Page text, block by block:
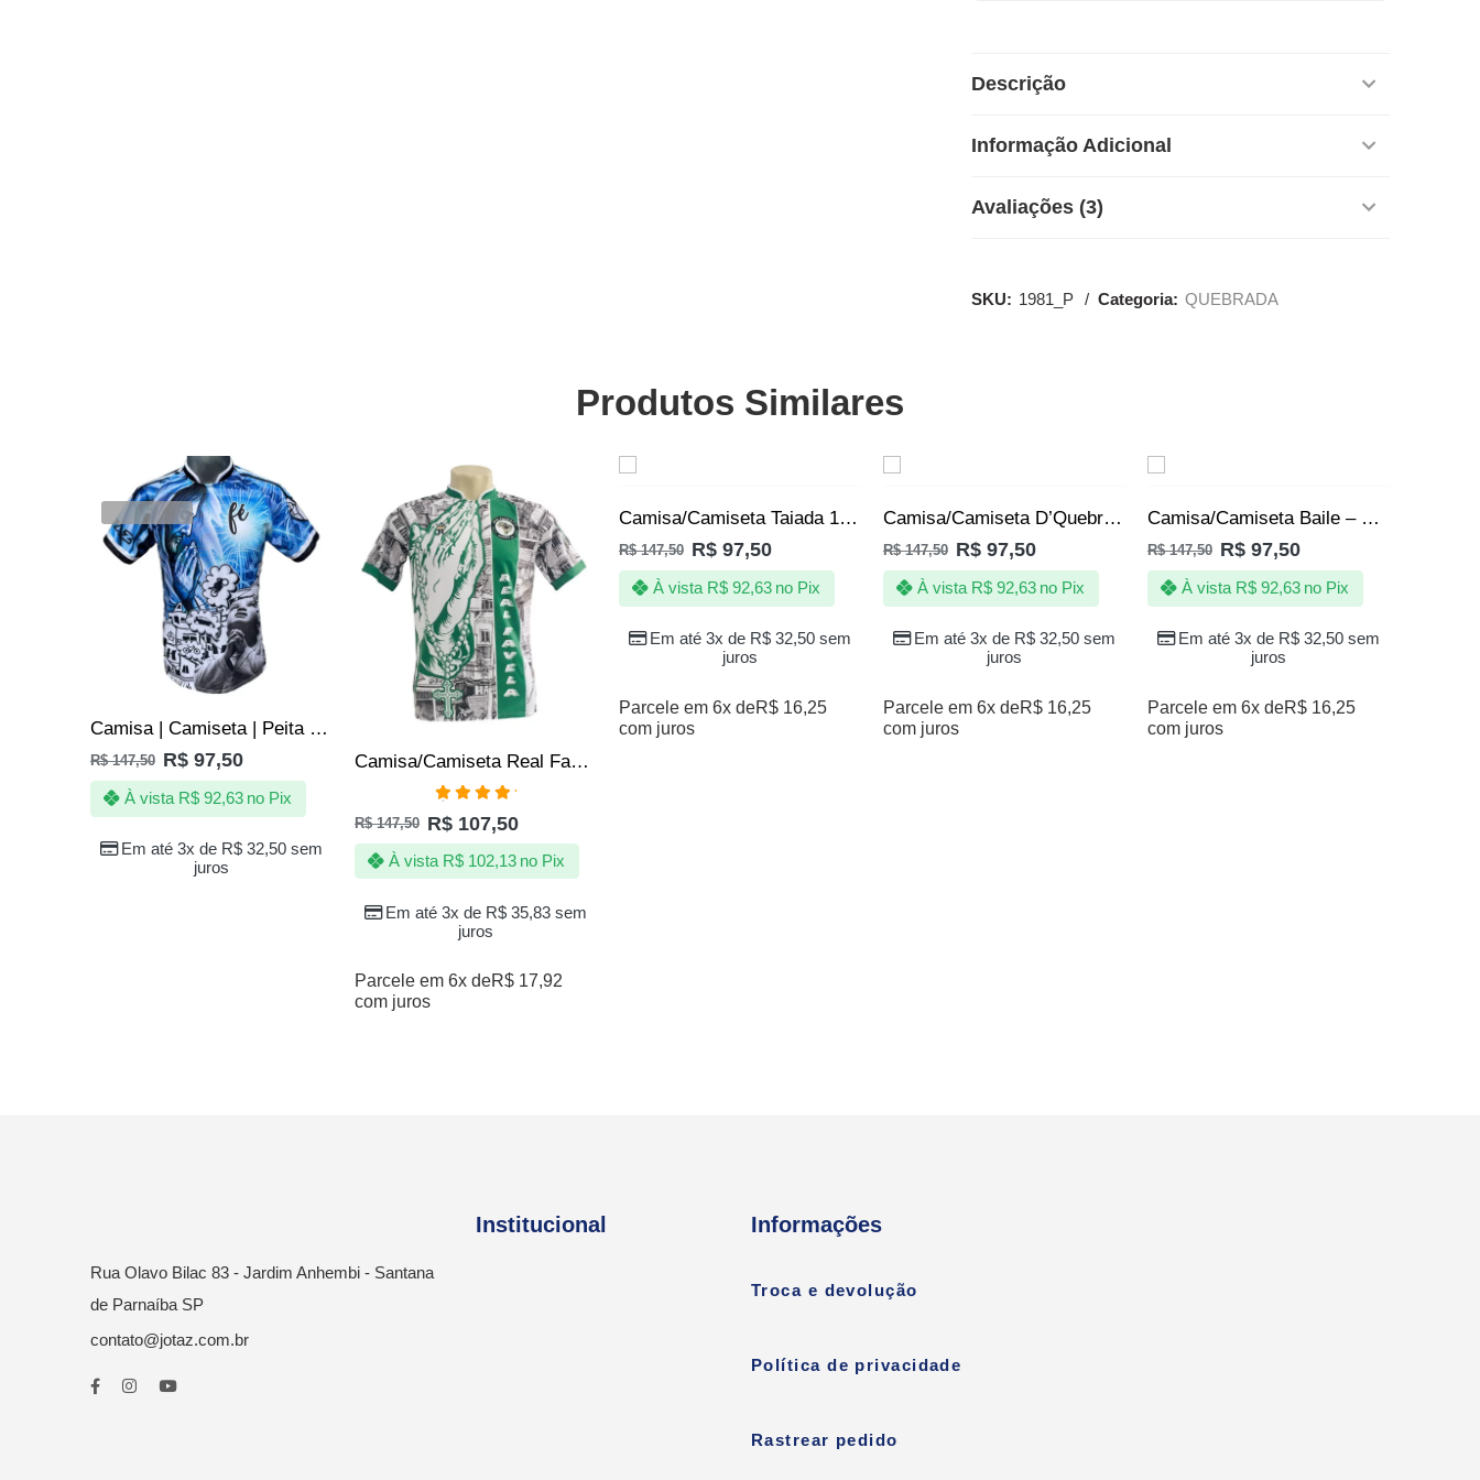
Descrição
Informação Adicional
Avaliações (3)
SKU: 1981_P Categoria: QUEBRADA
Produtos Similares
SALE
VENDIDOS
Camisa | Camiseta | Peita Reveillon na Quebrada – Ano Novo
R$147,50 R$ 97,50
Em até 3x de R$ 32,50 sem
juros
À vista R$92,63 no Pix
Camisa/Camiseta Real Favela – Comunidade – Periferia
Avaliação
5.00de 5
R$147,50 R$ 107,50
Em até 3x de R$ 35,83 sem
juros
À vista R$102,13 no Pix
Parcele em 6x deR$ 17,92
com juros
Camisa/Camiseta Taiada 1000 Grau – Irmãos Metralha – Grau
R$147,50 R$ 97,50
Em até 3x de R$ 32,50 sem
juros
À vista R$92,63 no Pix
Parcele em 6x deR$ 16,25
com juros
Camisa/Camiseta D’Quebrada Milionário
R$147,50 R$ 97,50
Em até 3x de R$ 32,50 sem
juros
À vista R$92,63 no Pix
Parcele em 6x deR$ 16,25
com juros
Camisa/Camiseta Baile – DZ7 – Bega –
R$147,50 R$ 97,50
Em até 3x de R$ 32,50 sem
juros
À vista R$92,63 no Pix
Parcele em 6x deR$ 16,25
com juros
Rua Olavo Bilac 83 - Jardim Anhembi - Santana
de Parnaíba SP
contato@jotaz.com.br
Institucional Informações
Troca e devolução
Política de privacidade
Rastrear pedido